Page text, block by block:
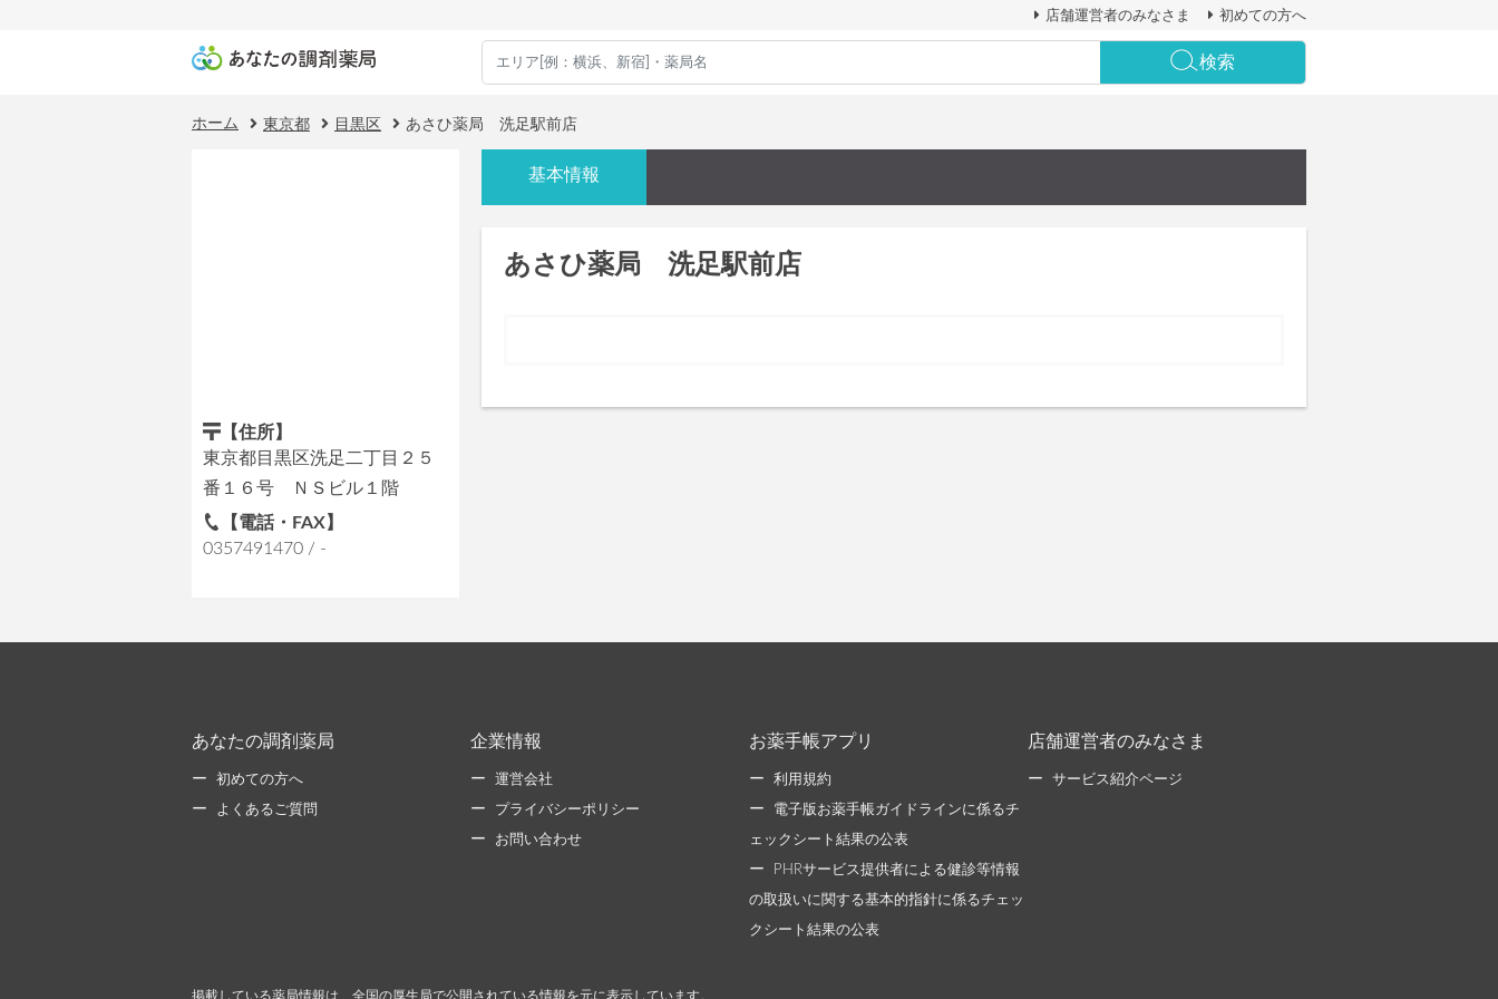
店舗運営者のみなさま 初めての方へ
検索
ホーム 東京都 目黒区 あさひ薬局 洗足駅前店
【住所】
東京都目黒区洗足二丁目２５
番１６号 ＮＳビル１階
【電話・FAX】
0357491470 / -
基本情報
あさひ薬局 洗足駅前店
あなたの調剤薬局
初めての方へ
よくあるご質問
企業情報
運営会社
プライバシーポリシー
お問い合わせ
お薬手帳アプリ
利用規約
電子版お薬手帳ガイドラインに係るチ
ェックシート結果の公表
PHRサービス提供者による健診等情報
の取扱いに関する基本的指針に係るチェッ
クシート結果の公表
店舗運営者のみなさま
サービス紹介ページ
掲載している薬局情報は、全国の厚生局で公開されている情報を元に表示しています。